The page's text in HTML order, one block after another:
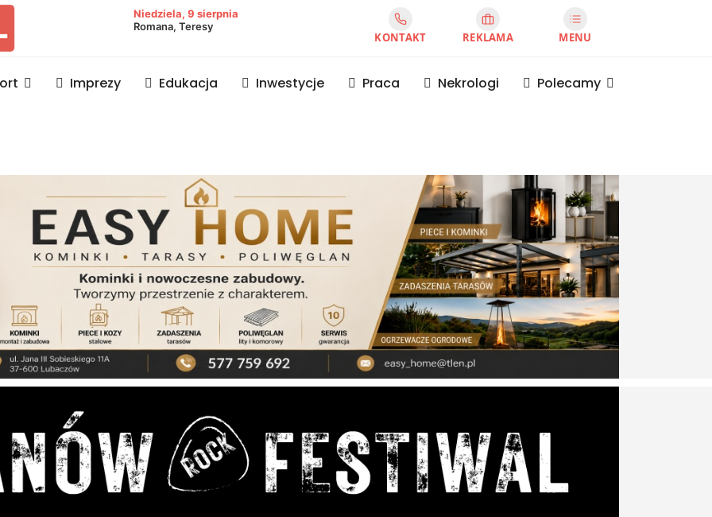
lubaczowski
Niedziela, 9 sierpnia
Romana, Teresy
KONTAKT REKLAMA MENU
Imprezy Edukacja Inwestycje Praca Nekrologi Polecamy